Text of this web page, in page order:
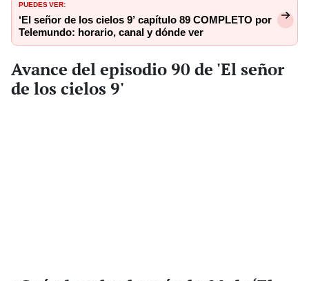
PUEDES VER:
‘El señor de los cielos 9’ capítulo 89 COMPLETO por
Telemundo: horario, canal y dónde ver
Avance del episodio 90 de 'El señor
de los cielos 9'